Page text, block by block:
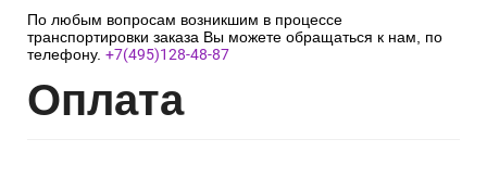
По любым вопросам возникшим в процессе
транспортировки заказа Вы можете обращаться к нам, по
телефону. +7(495)128-48-87
Оплата